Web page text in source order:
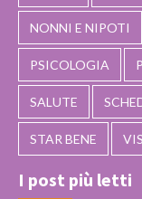
NONNI E NIPOTI
PSICOLOGIA
SALUTE
STAR BENE
I post più letti